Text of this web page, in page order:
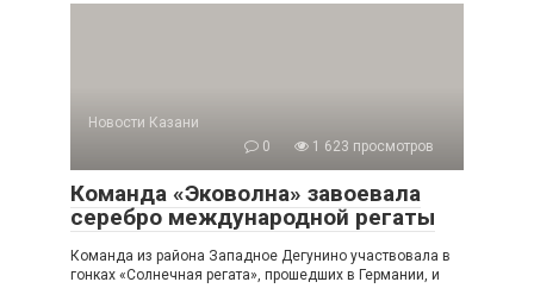
Новости Казани
0
1 623 просмотров
Команда «Эковолна» завоевала
серебро международной регаты
Команда из района Западное Дегунино участвовала в
гонках «Солнечная регата», прошедших в Германии, и